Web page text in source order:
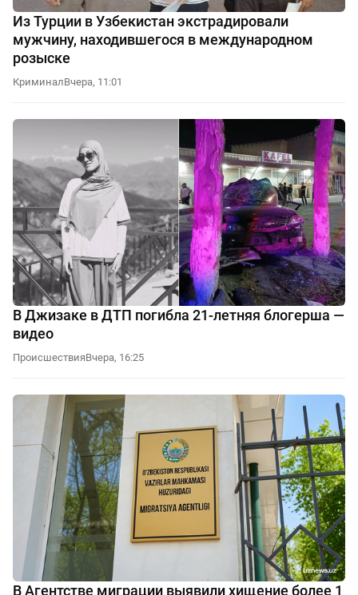
Из Турции в Узбекистан экстрадировали
мужчину, находившегося в международном
розыске
КриминалВчера, 11:01
В Джизаке в ДТП погибла 21-летняя блогерша —
видео
ПроисшествияВчера, 16:25
В Агентстве миграции выявили хищение более 1